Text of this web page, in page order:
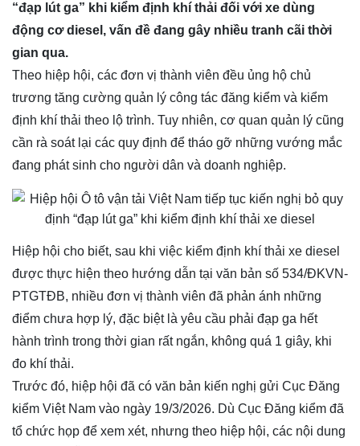
“đạp lút ga” khi kiểm định khí thải đối với xe dùng
động cơ diesel, vấn đề đang gây nhiều tranh cãi thời
gian qua.
Theo hiệp hội, các đơn vị thành viên đều ủng hộ chủ
trương tăng cường quản lý công tác đăng kiểm và kiểm
định khí thải theo lộ trình. Tuy nhiên, cơ quan quản lý cũng
cần rà soát lại các quy định để tháo gỡ những vướng mắc
đang phát sinh cho người dân và doanh nghiệp.
Hiệp hội cho biết, sau khi việc kiểm định khí thải xe diesel
được thực hiện theo hướng dẫn tại văn bản số 534/ĐKVN-
PTGTĐB, nhiều đơn vị thành viên đã phản ánh những
điểm chưa hợp lý, đặc biệt là yêu cầu phải đạp ga hết
hành trình trong thời gian rất ngắn, không quá 1 giây, khi
đo khí thải.
Trước đó, hiệp hội đã có văn bản kiến nghị gửi Cục Đăng
kiểm Việt Nam vào ngày 19/3/2026. Dù Cục Đăng kiểm đã
tổ chức họp để xem xét, nhưng theo hiệp hội, các nội dung